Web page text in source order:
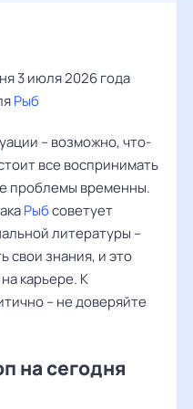
3 июля 2026 года
Рыб
– возможно, что-
все воспринимать
проблемы временны.
Рыбсоветует
литературы –
свои знания, и это
карьере. К
– не доверяйте
на сегодня